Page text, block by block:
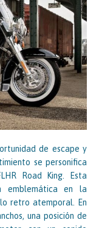
de escape y
se personifica
Road King. Esta
emblemática en la
retro atemporal. En
una posición de